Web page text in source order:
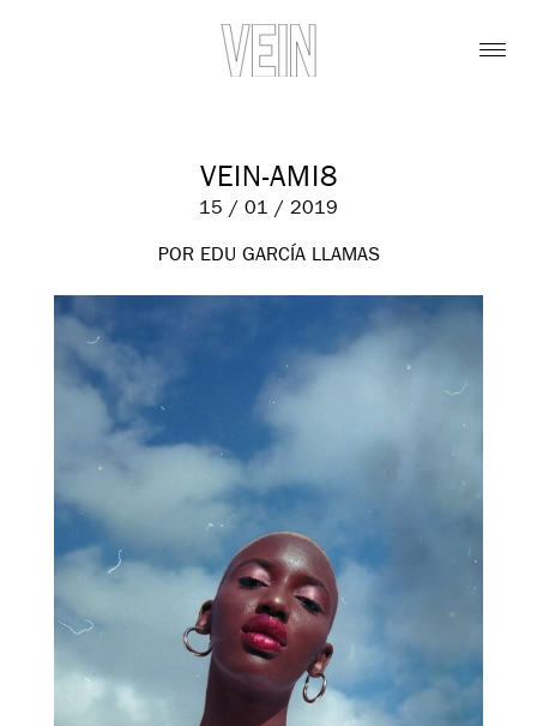
VEIN-AMI8
15 / 01 / 2019
POR EDU GARCÍA LLAMAS